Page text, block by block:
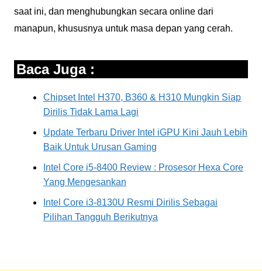
saat ini, dan menghubungkan secara online dari
manapun, khususnya untuk masa depan yang cerah.
Baca Juga :
Chipset Intel H370, B360 & H310 Mungkin Siap
Dirilis Tidak Lama Lagi
Update Terbaru Driver Intel iGPU Kini Jauh Lebih
Baik Untuk Urusan Gaming
Intel Core i5-8400 Review : Prosesor Hexa Core
Yang Mengesankan
Intel Core i3-8130U Resmi Dirilis Sebagai
Pilihan Tangguh Berikutnya